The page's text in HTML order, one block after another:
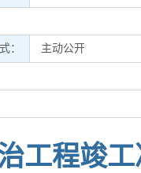
： 主动公开
工程竣